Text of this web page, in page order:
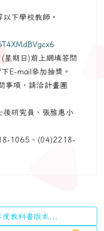
下學校教師。
期日)前上網填答問
E-mail參加抽獎。
項，請洽計畫團
研究員、張雅惠小
1065、(04)2218-
教科書版本...